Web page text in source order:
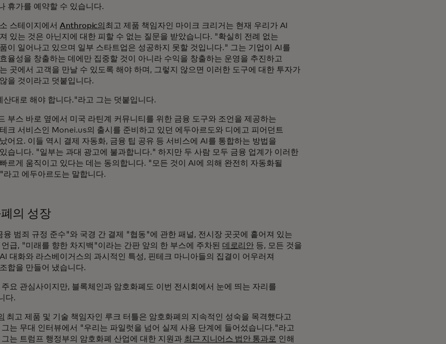
휴가를 예약할 수 있습니다.
스테이지에서 Anthropic의 최고 제품 책임자인 마이크 크리거는 현재 우리가 AI
있는 것은 아닌지에 대한 피할 수 없는 질문을 받았습니다. "확실히 전례 없는
이 일어나고 있으며 일부 스타트업은 성공하지 못할 것입니다." 그는 기업이 AI를
율성을 창출하는 데에만 집중할 것이 아니라 수익을 창출하는 운영을 추진하고
곳에서 고객을 만날 수 있도록 해야 하며, 그렇지 않으면 이러한 도구에 대한 투자가
을 것이라고 덧붙입니다.
산대로 해야 합니다."라고 그는 덧붙입니다.
부스 바로 옆에서 미국 라틴계 커뮤니티를 위한 금융 도구와 조언을 제공하는
크 서비스인 Monei.us의 출시를 준비하고 있던 에두아르도와 디에고 피어던트
어요. 이들 역시 결제 자동화, 금융 팁 공유 등 서비스에 AI를 통합하는 방법을
습니다. "일부는 과대 광고에 불과합니다." 하지만 두 사람 모두 금융 업계가 이러한
르게 움직이고 있다는 데는 동의합니다. "모든 것이 AI에 의해 완전히 자동화될
라고 에두아르도는 말합니다.
의 성장
융 범죄 규정 준수"와 국경 간 결제 "협동"에 관한 패널, 전시장 곳곳에 흩어져 있는
급, "미래를 향한 차지백"이라는 간판 앞의 한 부스에 주차된 데로리안등, 모든 것을
대화와 라스베이거스의 과시적인 특성, 핀테크 마니아들의 집결이 어우러져
합을 만들어 냈습니다.
요 관심사이지만, 블록체인과 암호화폐도 이번 전시회에서 눈에 띄는 자리를
다.
최고 제품 및 기술 책임자인 루크 터틀은 암호화폐의 지속적인 성숙을 목격했다고
그는 무대 인터뷰에서 "우리는 파일럿을 넘어 실제 사용 단계에 들어섰습니다."라고
그는 트럼프 행정부의 암호화폐 산업에 대한 지원과 최근 지니어스 법안 통과로 인해